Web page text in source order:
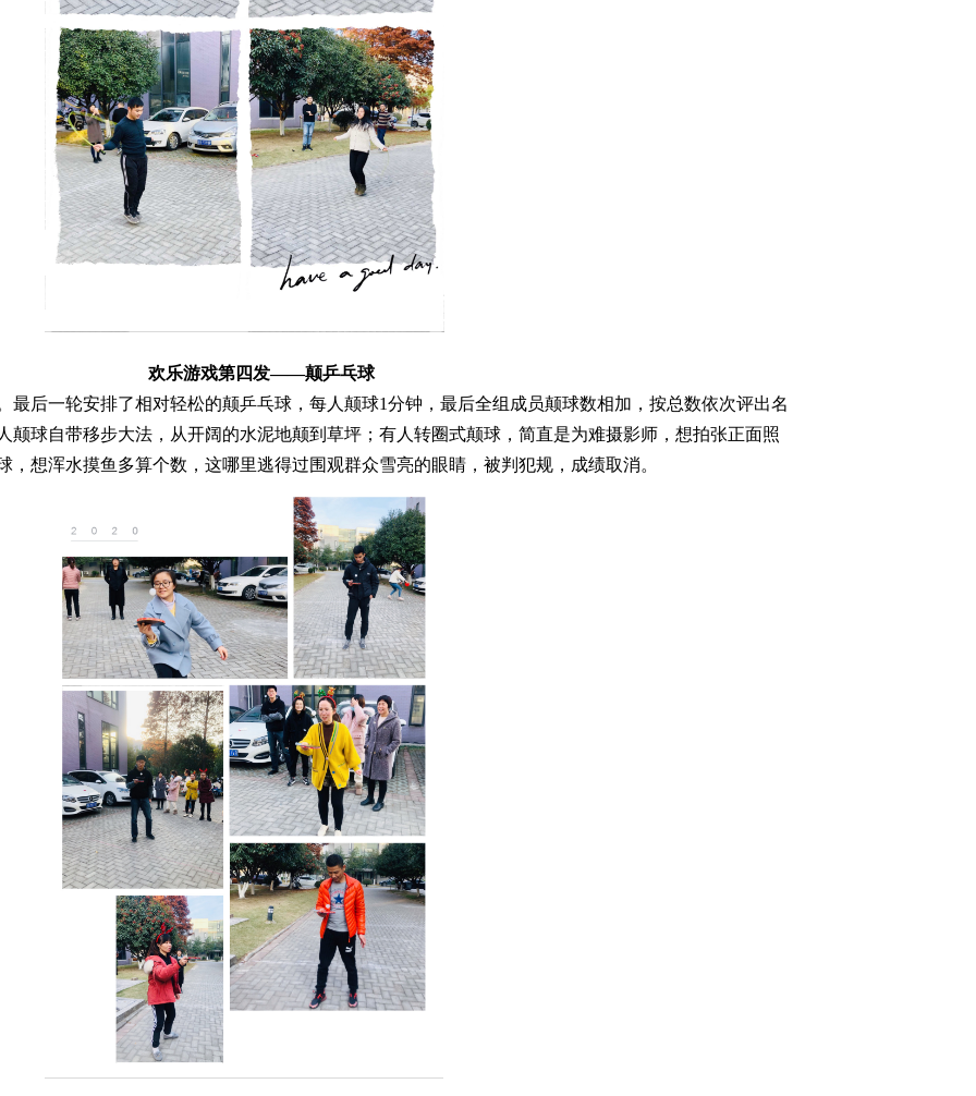
欢乐游戏第四发——颠乒乓球
后一轮安排了相对轻松的颠乒乓球，每人颠球1分钟，最后全组成员颠球数相加，按总数依次评出名
颠球自带移步大法，从开阔的水泥地颠到草坪；有人转圈式颠球，简直是为难摄影师，想拍张正面照
想浑水摸鱼多算个数，这哪里逃得过围观群众雪亮的眼睛，被判犯规，成绩取消。